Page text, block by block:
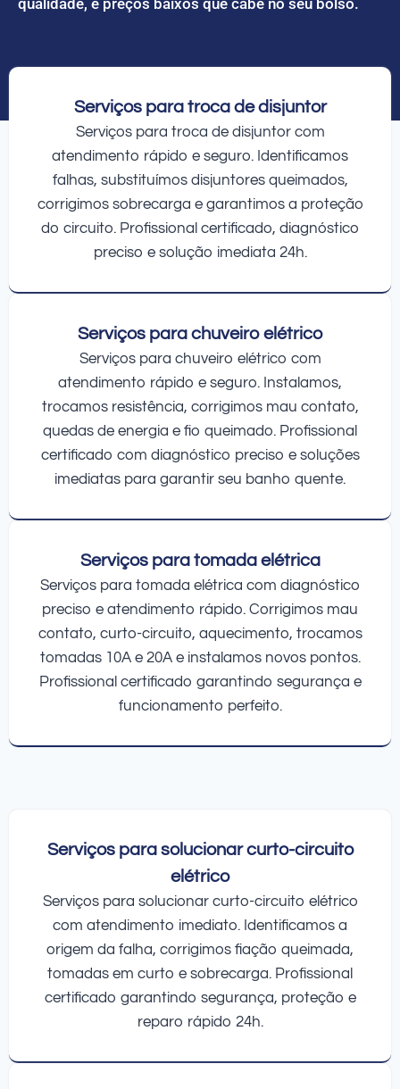
Serviços para troca de disjuntor
Serviços para troca de disjuntor com
atendimento rápido e seguro. Identificamos
falhas, substituímos disjuntores queimados,
corrigimos sobrecarga e garantimos a proteção
do circuito. Profissional certificado, diagnóstico
preciso e solução imediata 24h.
Serviços para chuveiro elétrico
Serviços para chuveiro elétrico com
atendimento rápido e seguro. Instalamos,
trocamos resistência, corrigimos mau contato,
quedas de energia e fio queimado. Profissional
certificado com diagnóstico preciso e soluções
imediatas para garantir seu banho quente.
Serviços para tomada elétrica
Serviços para tomada elétrica com diagnóstico
preciso e atendimento rápido. Corrigimos mau
contato, curto-circuito, aquecimento, trocamos
tomadas 10A e 20A e instalamos novos pontos.
Profissional certificado garantindo segurança e
funcionamento perfeito.
Serviços para solucionar curto-circuito
elétrico
Serviços para solucionar curto-circuito elétrico
com atendimento imediato. Identificamos a
origem da falha, corrigimos fiação queimada,
tomadas em curto e sobrecarga. Profissional
certificado garantindo segurança, proteção e
reparo rápido 24h.